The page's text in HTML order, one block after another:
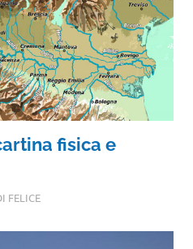
fisica e
FELICE